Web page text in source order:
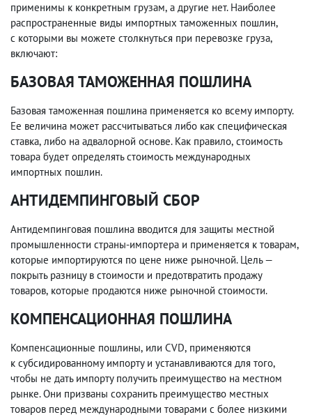
применимы к конкретным грузам, а другие нет. Наиболее
распространенные виды импортных таможенных пошлин,
с которыми вы можете столкнуться при перевозке груза,
включают:
БАЗОВАЯ ТАМОЖЕННАЯ ПОШЛИНА
Базовая таможенная пошлина применяется ко всему импорту.
Ее величина может рассчитываться либо как специфическая
ставка, либо на адвалорной основе. Как правило, стоимость
товара будет определять стоимость международных
импортных пошлин.
АНТИДЕМПИНГОВЫЙ СБОР
Антидемпинговая пошлина вводится для защиты местной
промышленности страны-импортера и применяется к товарам,
которые импортируются по цене ниже рыночной. Цель —
покрыть разницу в стоимости и предотвратить продажу
товаров, которые продаются ниже рыночной стоимости.
КОМПЕНСАЦИОННАЯ ПОШЛИНА
Компенсационные пошлины, или CVD, применяются
к субсидированному импорту и устанавливаются для того,
чтобы не дать импорту получить преимущество на местном
рынке. Они призваны сохранить преимущество местных
товаров перед международными товарами с более низкими